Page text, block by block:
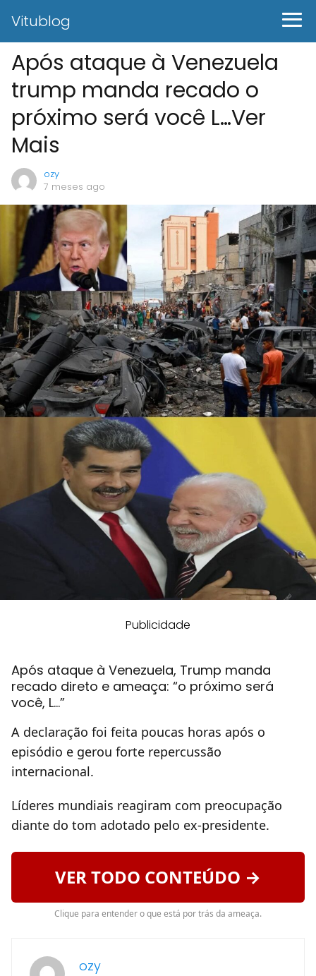
Vitublog
Após ataque à Venezuela
trump manda recado o
próximo será você L…Ver
Mais
ozy
7 meses ago
Publicidade
Após ataque à Venezuela, Trump manda
recado direto e ameaça: “o próximo será
você, L…”
A declaração foi feita poucas horas após o
episódio e gerou forte repercussão
internacional.
Líderes mundiais reagiram com preocupação
diante do tom adotado pelo ex-presidente.
VER TODO CONTEÚDO →
Clique para entender o que está por trás da ameaça.
ozy